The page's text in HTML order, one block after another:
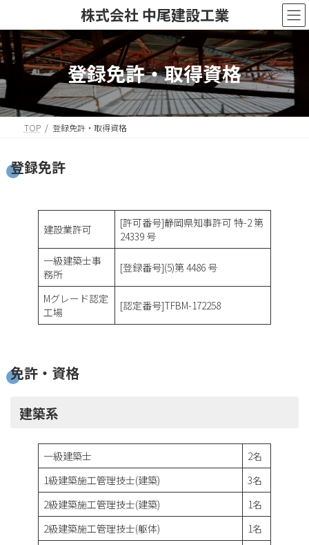
テ
ン
ツ
へ
ス
キ
ッ
ゲ
ー
シ
ョ
ン
に
移
株式会社 中尾建設工業
登録免許・取得資格
TOP 登録免許・取得資格
登録免許
建設業許可
[許可番号]静岡県知事許可 特-2 第
24339 号
一級建築士事
務所
[登録番号](5)第 4486 号
Mグレード認定
工場
[認定番号]TFBM-172258
免許・資格
建築系
一級建築士
2名
1級建築施工管理技士(建築)
3名
2級建築施工管理技士(建築)
1名
2級建築施工管理技士(躯体)
1名